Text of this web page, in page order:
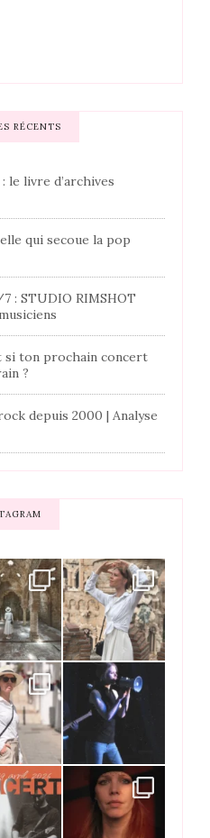
RÉCENTS
le livre d’archives
qui secoue la pop
: STUDIO RIMSHOT
si ton prochain concert
?
depuis 2000 | Analyse